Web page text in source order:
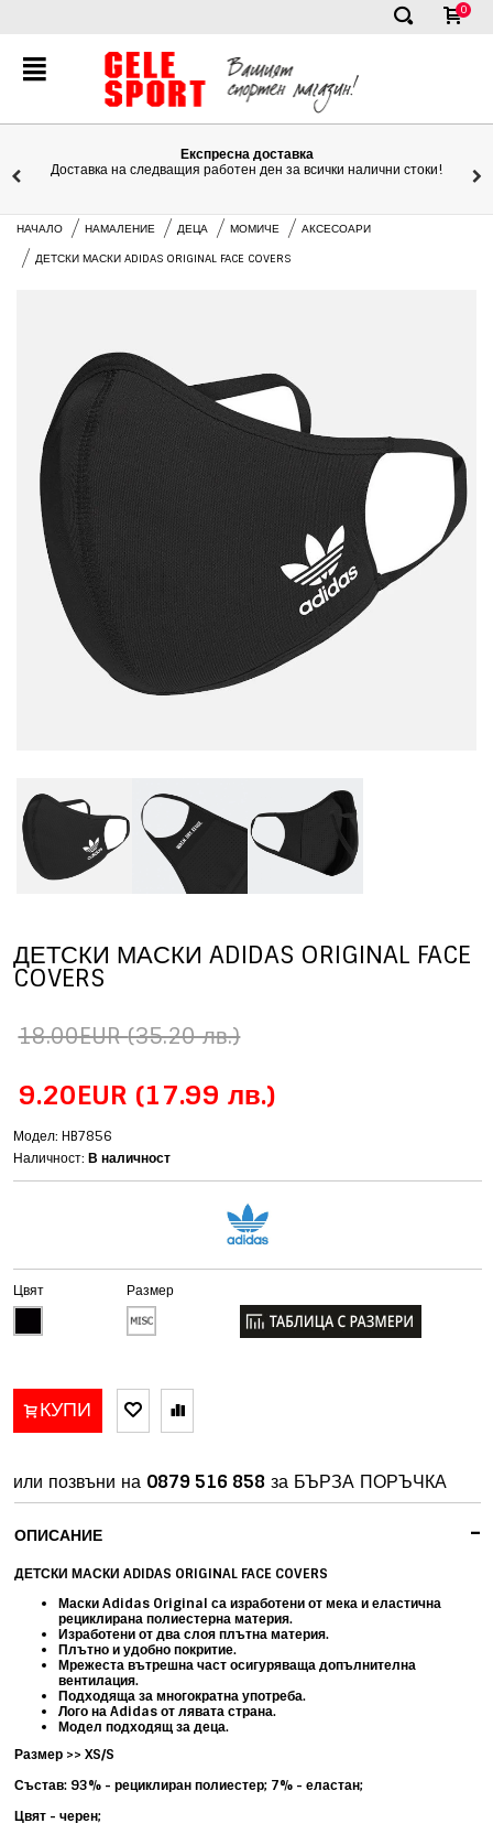
✕
0
Експресна доставка
на следващия работен ден за всички налични стоки!
Ние сме
НАЧАЛО НАМАЛЕНИЕ ДЕЦА МОМИЧЕ АКСЕСОАРИ
ДЕТСКИ МАСКИ ADIDAS ORIGINAL FACE COVERS
ДЕТСКИ МАСКИ ADIDAS ORIGINAL FACE
COVERS
18.00EUR(35.20 лв.)
9.20EUR (17.99 лв.)
Модел: HB7856
Наличност:В наличност
Цвят Размер
КУПИ
или позвъни на 0879 516 858 за БЪРЗА ПОРЪЧКА
-
ОПИСАНИЕ
ДЕТСКИ МАСКИ ADIDAS ORIGINAL FACE COVERS
Маски Adidas Original са изработени от мека и еластична
рециклирана полиестерна материя.
Изработени от два слоя плътна материя.
Плътно и удобно покритие.
Мрежеста вътрешна част осигуряваща допълнителна
вентилация.
Подходяща за многократна употреба.
Лого на Adidas от лявата страна.
Модел подходящ за деца.
Размер >> XS/S
Състав: 93% - рециклиран полиестер; 7% - еластан;
Цвят - черен;